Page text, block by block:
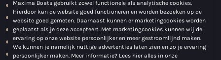
Stuurconsole ergonomisch uitgevoerd
Stuurstoel in hoogte en afstand verstelbaar
Stuursysteem deluxe hydraulic steering in hoogte verstelbaar
Luxe stuurwiel (carbon/suede)
Compleet luxe zit en rugkussenset (diamand /hitch/buck)
Maxima Boats gebruikt zowel functionele als analytische cookies.
Hierdoor kan de website goed functioneren en worden bezoeken op de
website goed gemeten. Daarnaast kunnen er marketingcookies worden
geplaatst als je deze accepteert. Met marketingcookies kunnen wij de
ervaring op onze website persoonlijker en meer gestroomlijnd maken.
We kunnen je namelijk nuttige advertenties laten zien en zo je ervaring
persoonlijker maken. Meer informatie? Lees hier alles in onze